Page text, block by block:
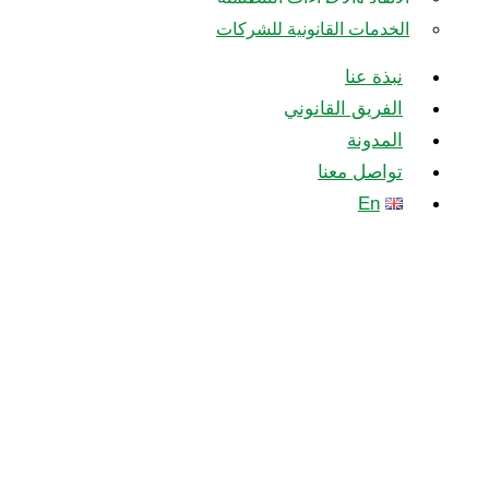
الخدمات القانونية للشركات
نبذة عنا
الفريق القانوني
المدونة
تواصل معنا
En
جنايات
في
سلطنة
عمان